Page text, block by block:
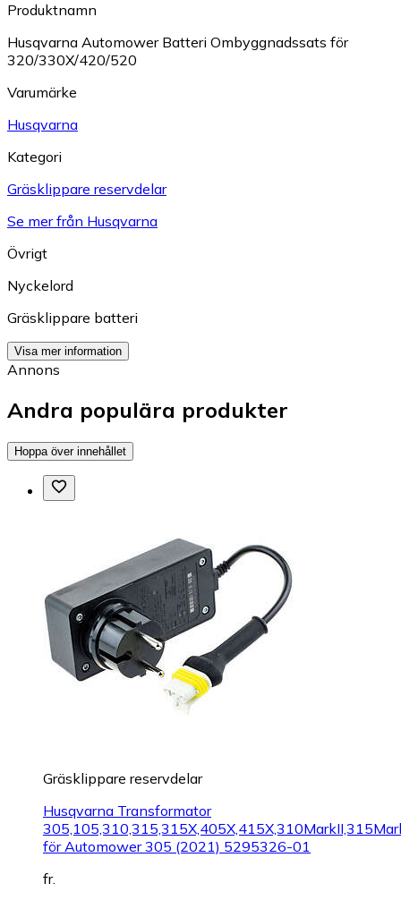
Produktnamn
Husqvarna Automower Batteri Ombyggnadssats för
320/330X/420/520
Varumärke
Husqvarna
Kategori
Gräsklippare reservdelar
Se mer från Husqvarna
Övrigt
Nyckelord
Gräsklippare batteri
Visa mer information
Annons
Andra populära produkter
Hoppa över innehållet
Gräsklippare reservdelar
Husqvarna Transformator
för Automower 305 (2021) 5295326-01
fr.